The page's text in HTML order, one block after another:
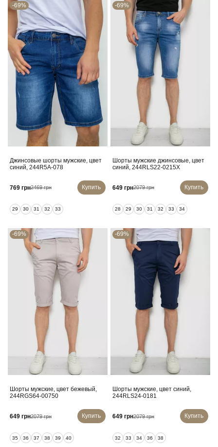
-69%
Джинсовые шорты мужские, цвет
синий, 244R5A-078
769 грн2469 грн Купить
29 30 31 32 33
-69%
Шорты мужские джинсовые, цвет
синий, 244RLS22-0215X
649 грн2079 грн Купить
28 29 30 31 32 33 34
-69%
Шорты мужские, цвет бежевый,
244RGS64-00750
649 грн2079 грн Купить
35 36 37 38 39 40
-69%
Шорты мужские, цвет синий,
244RLS24-0181
649 грн2079 грн Купить
32 33 34 36 38